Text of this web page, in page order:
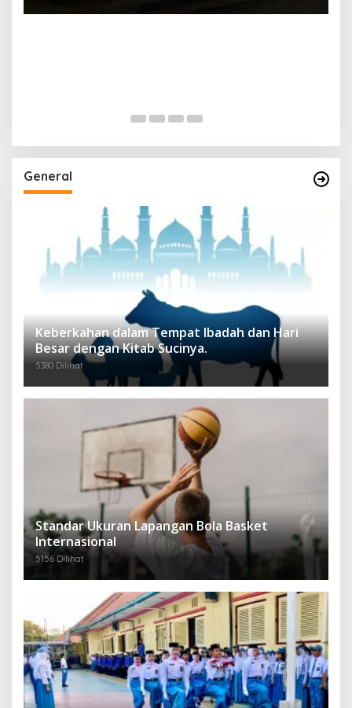
General
Keberkahan dalam Tempat Ibadah dan Hari
Besar dengan Kitab Sucinya.
5380 Dilihat
Standar Ukuran Lapangan Bola Basket
Internasional
5156 Dilihat